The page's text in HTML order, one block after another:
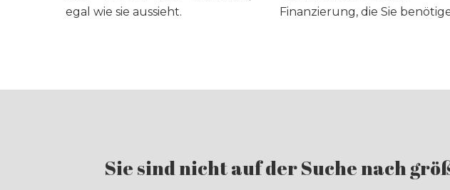
egal wie sie aussieht.
Finanzierung, die Sie
Sie sind nicht auf der Suche nach